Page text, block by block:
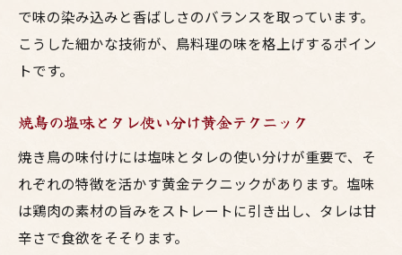
で味の染み込みと香ばしさのバランスを取っています。
こうした細かな技術が、鳥料理の味を格上げするポイン
トです。
焼鳥の塩味とタレ使い分け黄金テクニック
焼き鳥の味付けには塩味とタレの使い分けが重要で、そ
れぞれの特徴を活かす黄金テクニックがあります。塩味
は鶏肉の素材の旨みをストレートに引き出し、タレは甘
辛さで食欲をそそります。